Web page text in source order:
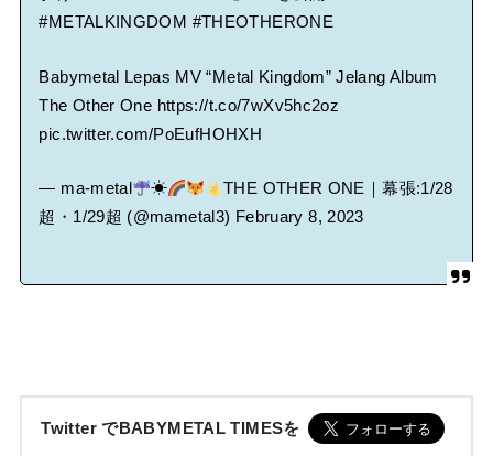
#METALKINGDOM #THEOTHERONE
Babymetal Lepas MV “Metal Kingdom” Jelang Album
The Other One https://t.co/7wXv5hc2oz
pic.twitter.com/PoEufHOHXH
— ma-metal ☀
THE OTHER ONE｜幕張:1/28
超・1/29超 (@mametal3) February 8, 2023
Twitter でBABYMETAL TIMESを